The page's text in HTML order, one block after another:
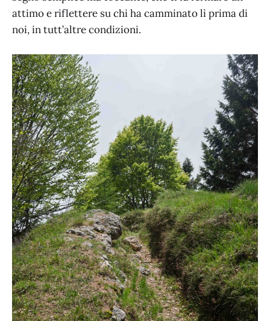
attimo e riflettere su chi ha camminato lì prima di
noi, in tutt’altre condizioni.